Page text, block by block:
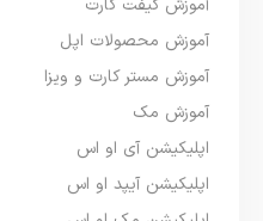
آموزش گیفت کارت
آموزش محصولات اپل
آموزش مستر کارت و ویزا
آموزش مک
اپلیکیشن آی او اس
اپلیکیشن آیپد او اس